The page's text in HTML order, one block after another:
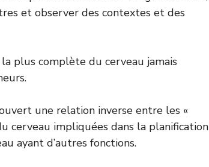
et observer des contextes et des
plus complète du cerveau jamais
une relation inverse entre les «
cerveau impliquées dans la planification
ayant d’autres fonctions.